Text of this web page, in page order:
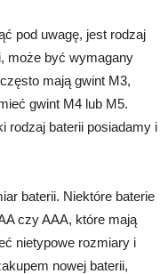
pod uwagę, jest rodzaj
może być wymagany
mają gwint M3,
gwint M4 lub M5.
rodzaj baterii posiadamy i
baterii. Niektóre baterie
czy AAA, które mają
nietypowe rozmiary i
nowej baterii,